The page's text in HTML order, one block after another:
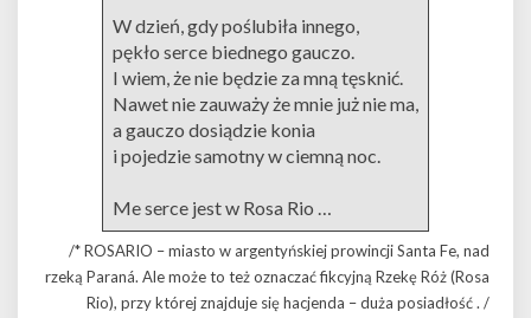
W dzień, gdy poślubiła innego,
pękło serce biednego gauczo.
I wiem, że nie będzie za mną tęsknić.
Nawet nie zauważy że mnie już nie ma,
a gauczo dosiądzie konia
i pojedzie samotny w ciemną noc.
Me serce jest w Rosa Rio …
/* ROSARIO – miasto w argentyńskiej prowincji Santa Fe, nad
rzeką Paraná. Ale może to też oznaczać fikcyjną Rzekę Róż (Rosa
Rio), przy której znajduje się hacjenda – duża posiadłość . /